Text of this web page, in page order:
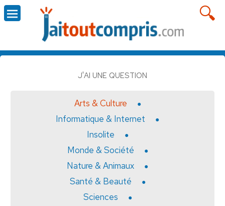
J'AI UNE QUESTION
Arts & Culture
Informatique & Internet
Insolite
Monde & Société
Nature & Animaux
Santé & Beauté
Sciences